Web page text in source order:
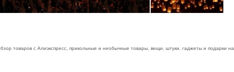
товаров с Алиэкспресс, прикольные и необычные товары, вещи, штуки, гаджеты и подарки на